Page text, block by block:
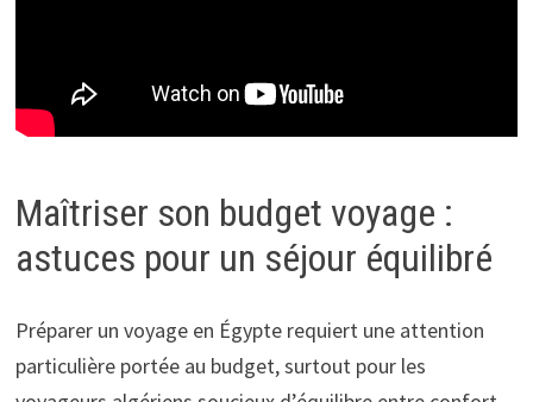
Maîtriser son budget voyage :
astuces pour un séjour équilibré
Préparer un voyage en Égypte requiert une attention
particulière portée au budget, surtout pour les